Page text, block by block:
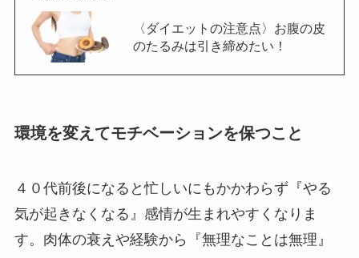
〈ダイエットの注意点〉お腹の皮
のたるみは引き締めたい！
環境を変えてモチベーションを保つこと
４０代前後になると忙しいにもかかわらず『やる
気が起きなくなる』感情が生まれやすくなりま
す。肉体の衰えや経験から『無理なことは無理』